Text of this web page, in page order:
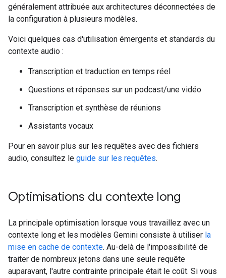
généralement attribuée aux architectures déconnectées de
la configuration à plusieurs modèles.
Voici quelques cas d'utilisation émergents et standards du
contexte audio :
Transcription et traduction en temps réel
Questions et réponses sur un podcast/une vidéo
Transcription et synthèse de réunions
Assistants vocaux
Pour en savoir plus sur les requêtes avec des fichiers
audio, consultez le guide sur les requêtes.
Optimisations du contexte long
La principale optimisation lorsque vous travaillez avec un
contexte long et les modèles Gemini consiste à utiliser la
mise en cache de contexte. Au-delà de l'impossibilité de
traiter de nombreux jetons dans une seule requête
auparavant, l'autre contrainte principale était le coût. Si vous